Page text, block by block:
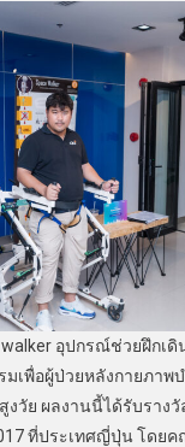
อุปกรณ์ช่วยฝึกเดิ
เพื่อผู้ป่วยหลังกายภาพ
งวัย ผลงานนี้ได้รับราง
ที่ประเทศญี่ปุ่น โดย